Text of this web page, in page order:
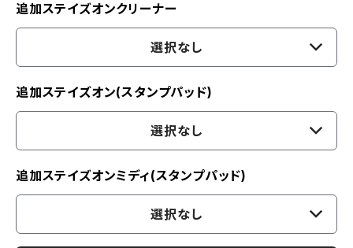
追加ステイズオンクリーナー
選択なし
追加ステイズオン(スタンプパッド)
選択なし
追加ステイズオンミディ(スタンプパッド)
選択なし